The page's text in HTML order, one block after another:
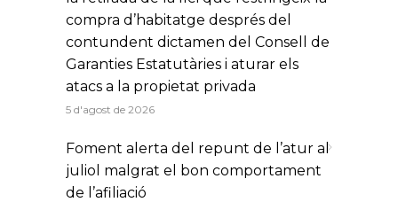
compra d’habitatge després del
contundent dictamen del Consell de
Garanties Estatutàries i aturar els
atacs a la propietat privada
5 d'agost de 2026
Foment alerta del repunt de l’atur al
juliol malgrat el bon comportament
de l’afiliació